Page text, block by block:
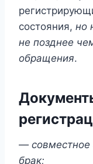
состояния, но
не позднее
обращения.
— совместное
брак;